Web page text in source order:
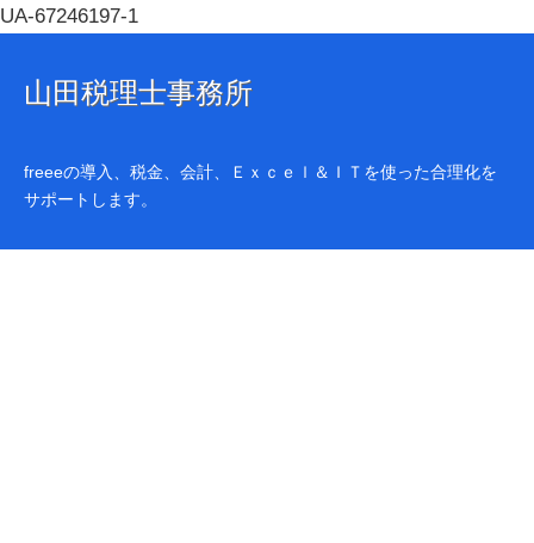
UA-67246197-1
山田税理士事務所
freeeの導入、税金、会計、Ｅｘｃｅｌ＆ＩＴを使った合理化を
サポートします。